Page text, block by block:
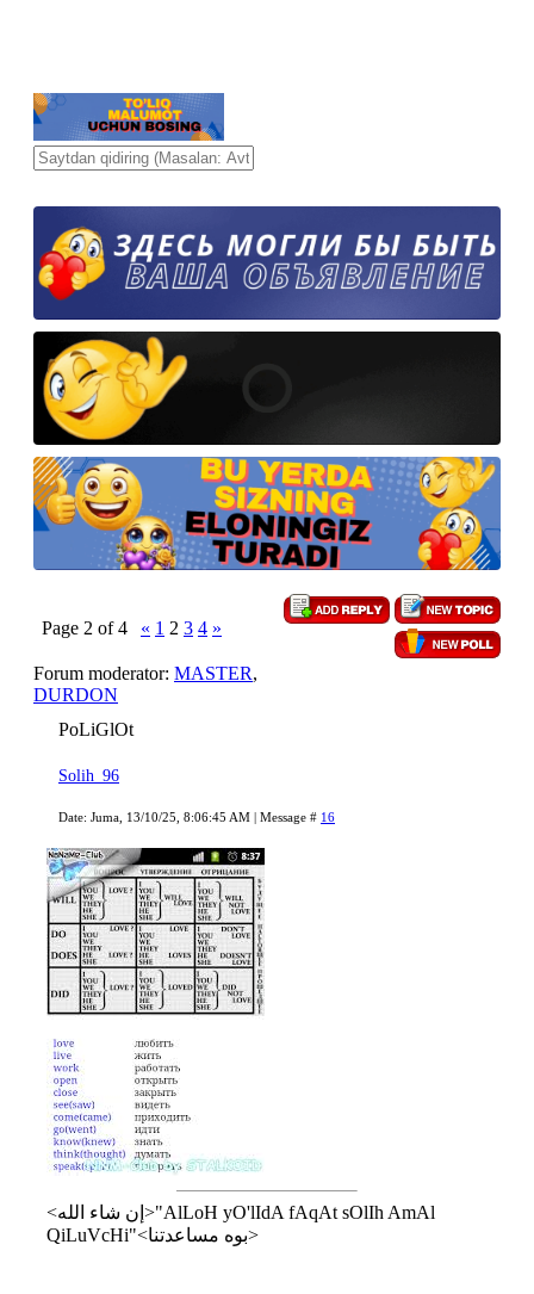
Page 2 of4 « 1 2 3 4 »
Forum moderator: MASTER,
DURDON
PoLiGlOt
Solih_96
Date: Juma, 13/10/25, 8:06:45 AM | Message # 16
<إن شاء الله>"AlLoH yO'lIdA fAqAt sOlIh AmAl
QiLuVcHi"<بوه مساعدتنا>